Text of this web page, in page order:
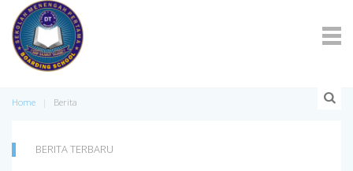
Home Berita
BERITA TERBARU